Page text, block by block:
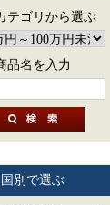
テゴリから選ぶ
品名を入力
国別で選ぶ